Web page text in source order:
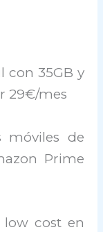
con 35GB y
29€/mes
móviles de
Prime
low cost en